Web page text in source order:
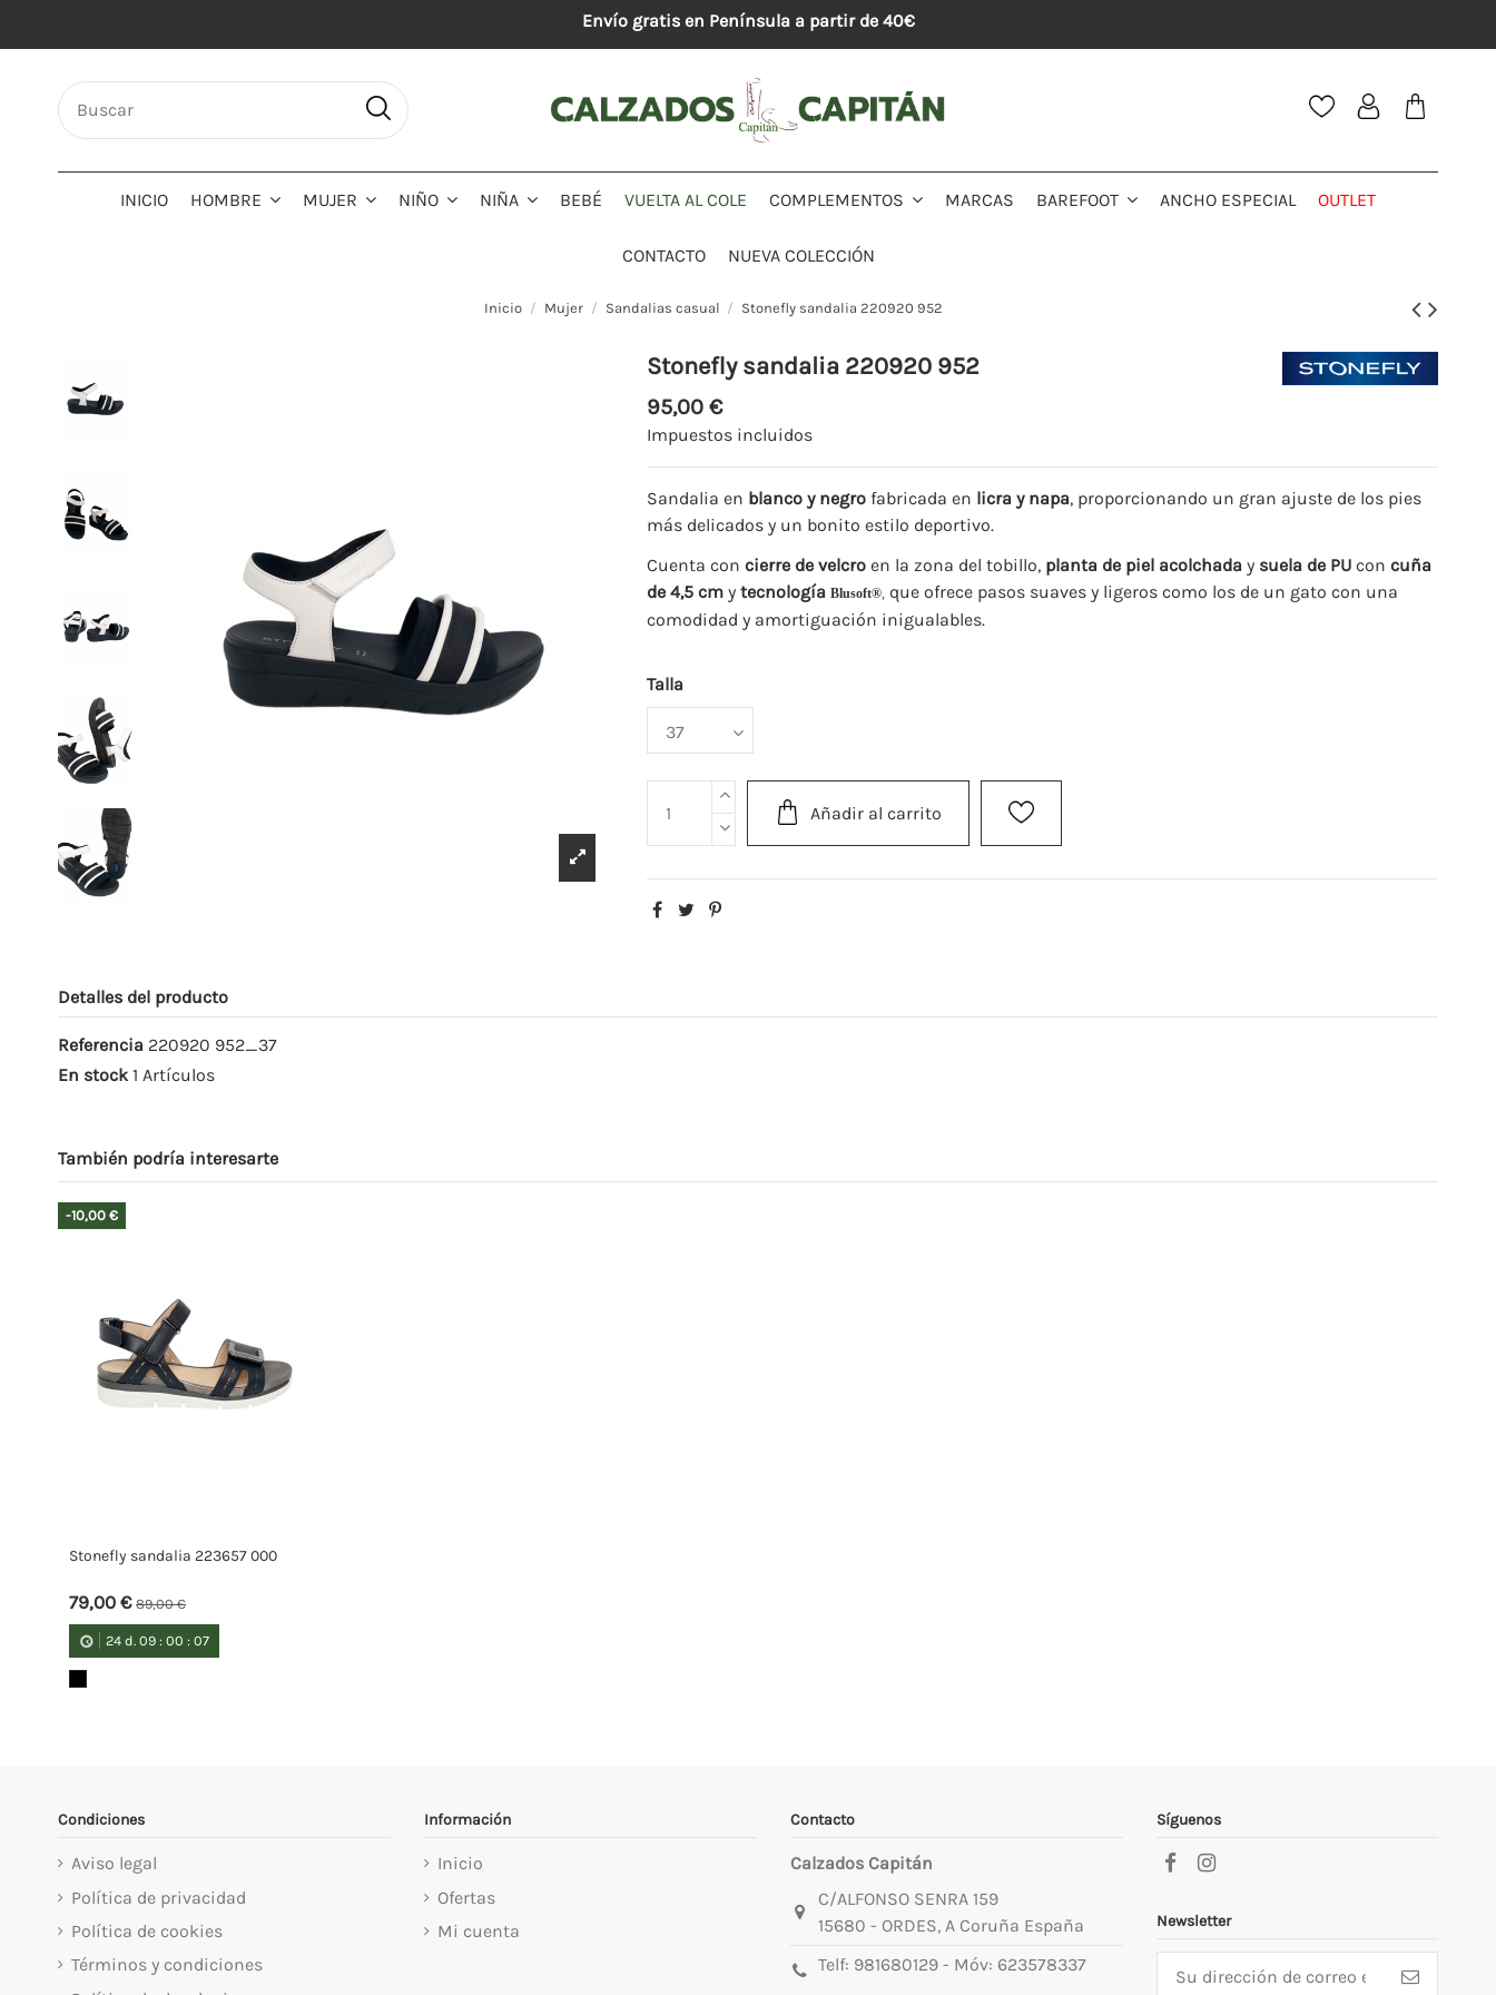
Envío gratis en Península a partir de 40€
INICIO HOMBRE MUJER NIÑO NIÑA BEBÉ VUELTA AL COLE COMPLEMENTOS MARCAS BAREFOOT ANCHO ESPECIAL OUTLET
CONTACTO NUEVA COLECCIÓN
Inicio Mujer Sandalias casual Stonefly sandalia 220920 952
Stonefly sandalia 220920 952
95,00 €
Impuestos incluidos
Sandalia en blanco y negro fabricada en licra y napa, proporcionando un gran ajuste de los pies
más delicados y un bonito estilo deportivo.
Cuenta concierre de velcro en la zona del tobillo, planta de piel acolchada y suela de PU concuña
de 4,5 cm ytecnologíaBlusoft®, que ofrece pasos suaves y ligeros como los de un gato con una
comodidad y amortiguación inigualables.
Talla
Añadir al carrito
Detalles del producto
Referencia 220920 952_37
En stock 1 Artículos
También podría interesarte
-10,00 €
Stonefly sandalia 223657 000
79,00 € 89,00 €
24d. 09: 00 : 07
Condiciones
Aviso legal
Política de privacidad
Política de cookies
Términos y condiciones
Información
Inicio
Ofertas
Mi cuenta
Contacto
Calzados Capitán
C/ALFONSO SENRA 159
15680 - ORDES, A Coruña España
Telf: 981680129- Móv: 623578337
Síguenos
Newsletter